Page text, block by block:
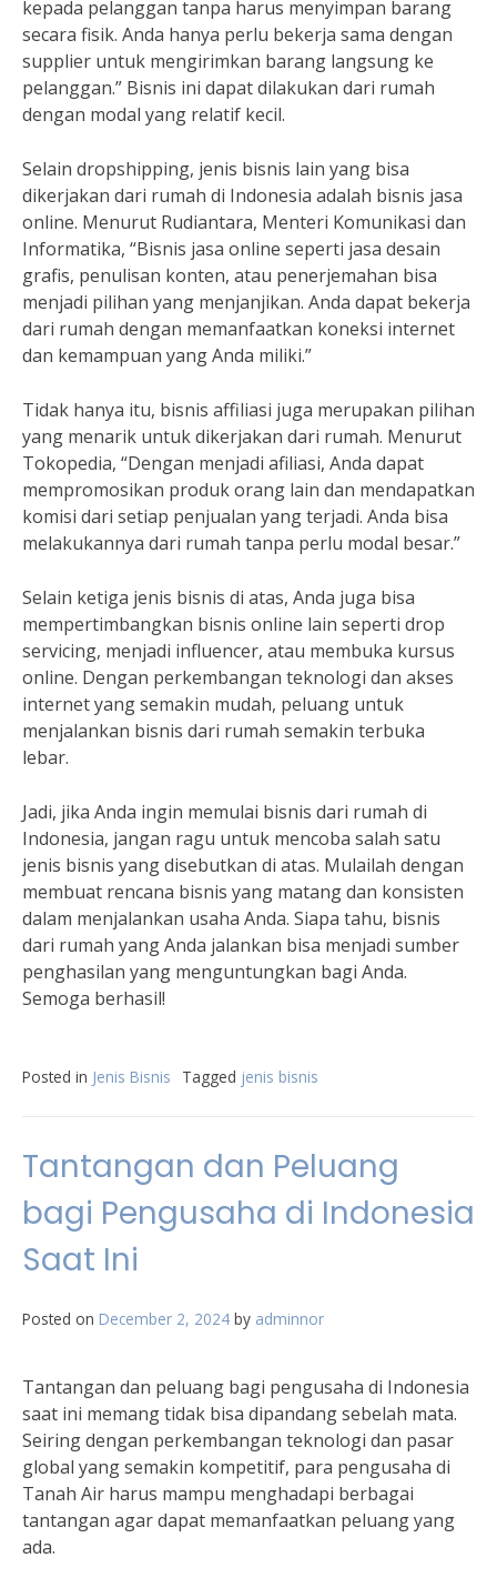
kepada pelanggan tanpa harus menyimpan barang
secara fisik. Anda hanya perlu bekerja sama dengan
supplier untuk mengirimkan barang langsung ke
pelanggan.” Bisnis ini dapat dilakukan dari rumah
dengan modal yang relatif kecil.
Selain dropshipping, jenis bisnis lain yang bisa
dikerjakan dari rumah di Indonesia adalah bisnis jasa
online. Menurut Rudiantara, Menteri Komunikasi dan
Informatika, “Bisnis jasa online seperti jasa desain
grafis, penulisan konten, atau penerjemahan bisa
menjadi pilihan yang menjanjikan. Anda dapat bekerja
dari rumah dengan memanfaatkan koneksi internet
dan kemampuan yang Anda miliki.”
Tidak hanya itu, bisnis affiliasi juga merupakan pilihan
yang menarik untuk dikerjakan dari rumah. Menurut
Tokopedia, “Dengan menjadi afiliasi, Anda dapat
mempromosikan produk orang lain dan mendapatkan
komisi dari setiap penjualan yang terjadi. Anda bisa
melakukannya dari rumah tanpa perlu modal besar.”
Selain ketiga jenis bisnis di atas, Anda juga bisa
mempertimbangkan bisnis online lain seperti drop
servicing, menjadi influencer, atau membuka kursus
online. Dengan perkembangan teknologi dan akses
internet yang semakin mudah, peluang untuk
menjalankan bisnis dari rumah semakin terbuka
lebar.
Jadi, jika Anda ingin memulai bisnis dari rumah di
Indonesia, jangan ragu untuk mencoba salah satu
jenis bisnis yang disebutkan di atas. Mulailah dengan
membuat rencana bisnis yang matang dan konsisten
dalam menjalankan usaha Anda. Siapa tahu, bisnis
dari rumah yang Anda jalankan bisa menjadi sumber
penghasilan yang menguntungkan bagi Anda.
Semoga berhasil!
Posted in Jenis Bisnis Tagged jenis bisnis
Tantangan dan Peluang
bagi Pengusaha di Indonesia
Saat Ini
Posted on December 2, 2024 by adminnor
Tantangan dan peluang bagi pengusaha di Indonesia
saat ini memang tidak bisa dipandang sebelah mata.
Seiring dengan perkembangan teknologi dan pasar
global yang semakin kompetitif, para pengusaha di
Tanah Air harus mampu menghadapi berbagai
tantangan agar dapat memanfaatkan peluang yang
ada.